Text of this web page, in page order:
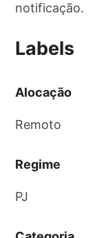
notificação.
Labels
Alocação
Remoto
Regime
PJ